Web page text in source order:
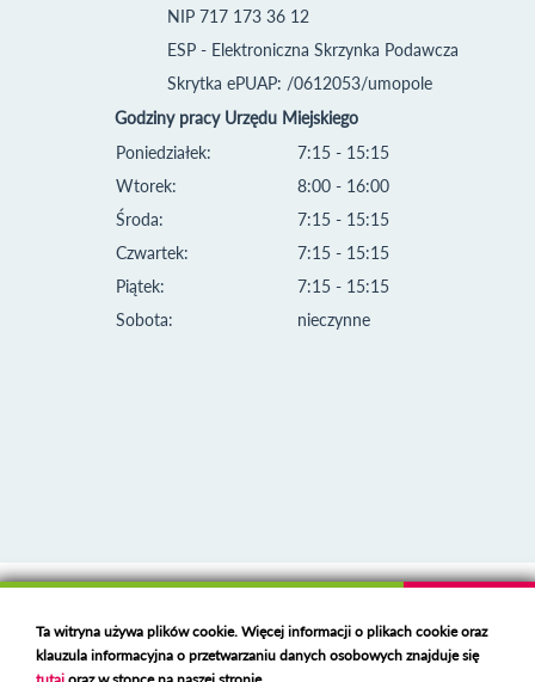
NIP 717 173 36 12
ESP - Elektroniczna Skrzynka Podawcza
Skrytka ePUAP: /0612053/umopole
Godziny pracy Urzędu Miejskiego
Poniedziałek:
Wtorek:
Środa:
Czwartek:
Piątek:
Sobota:
7:15 - 15:15
8:00 - 16:00
7:15 - 15:15
7:15 - 15:15
7:15 - 15:15
nieczynne
Deklaracja dostępności
Polski serwer RBLhttps://polspam.pl/
Ta witryna używa plików cookie. Więcej informacji o plikach cookie oraz
klauzula informacyjna o przetwarzaniu danych osobowych znajduje się